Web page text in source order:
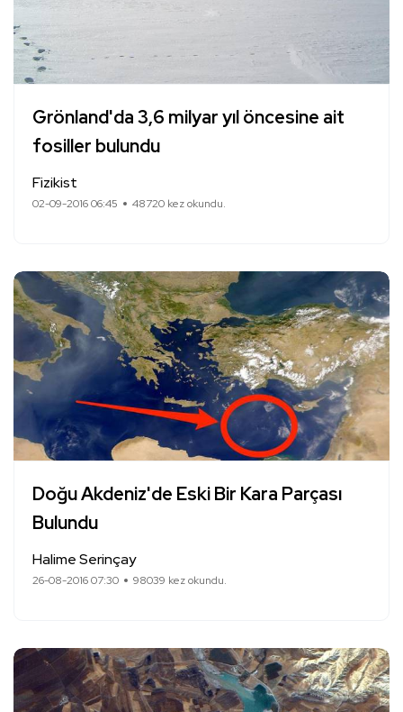
Grönland'da 3,6 milyar yıl öncesine ait
fosiller bulundu
Fizikist
02-09-2016 06:45 48720 kez okundu.
Doğu Akdeniz'de Eski Bir Kara Parçası
Bulundu
Halime Serinçay
26-08-2016 07:30 98039 kez okundu.